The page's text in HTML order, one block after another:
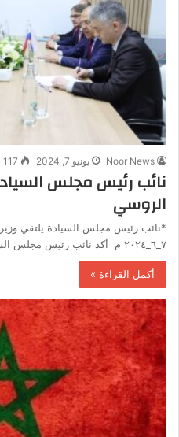
Noor News يونيو 7, 2024 117
نائب رئيس مجلس
الروسي
*نائب رئيس مجلس السيادة يلتقي
٧_٦_٢٠٢٤ م أكد نائب رئيس مجلس السيادة الانتقالي القائد *مالك…
أكمل القراءة »